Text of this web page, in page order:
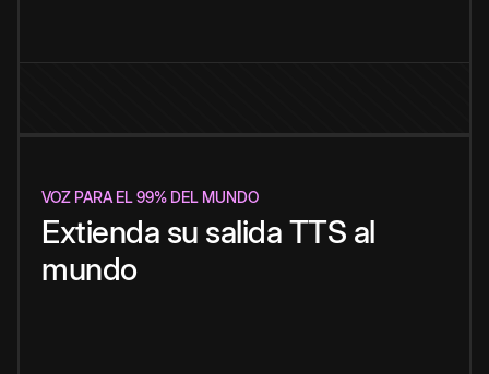
VOZ PARA EL 99% DEL MUNDO
Extienda su salida TTS al
mundo